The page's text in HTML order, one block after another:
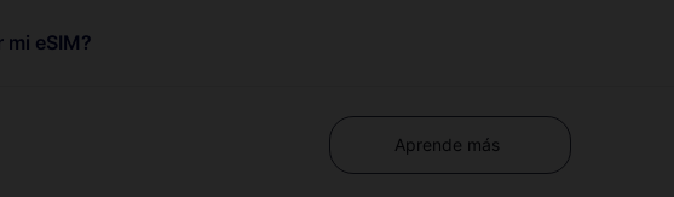
eSIM?
Aprende más